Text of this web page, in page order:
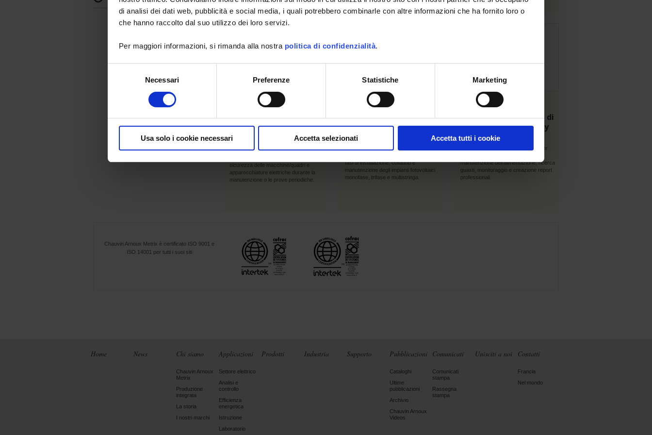
di analisi dei dati web, pubblicità e social media, i quali potrebbero combinarle con altre informazioni che ha fornito loro o
che hanno raccolto dal suo utilizzo dei loro servizi.
Per maggiori informazioni, si rimanda alla nostra politica di confidenzialità.
Necessari Preferenze Statistiche Marketing
Usa solo i cookie necessari Accetta selezionati Accetta tutti i cookie
savoir
10 Dicembre 2025
CA 6161 & CA 6163
Strumenti
multifunzione EN60204
& EN61439
sicurezza delle macchine/quadri e
apparecchiature elettriche durante la
manutenzione o le prove periodiche.
savoir
30 Novembre 2025
PHOTOVOLTAIC TEST
FTV500 Multifunzione 5
Per soddisfare tutte le esigenze del
fasi di installazione, collaudo e
manutenzione degli impianti fotovoltaici
monofase, trifase e multistringa.
savoir
25 Novembre 2025
CA 8345 Analizzatore di
rete e Power Quality
CLASSE A
Analizzatore di rete trifase e di Power
manutenzione dell’alimentazione, ricerca
guasti, monitoraggio e creazione report
professionali
Chauvin Arnoux Metrix è certificato ISO 9001 e
ISO 14001 per tutti i suoi siti
Home News Chi siamo
Chauvin Arnoux
Metrix
Produzione
integrata
La storia
I nostri marchi
Applicazioni
Settore elettrico
Analisi e
controllo
Efficienza
energetica
Istruzione
Laboratorio
Prodotti Industria Supporto Pubblicazioni
Cataloghi
Ultime
pubblicazioni
Archivio
Chauvin Arnoux
Videos
Comunicati
Comunicati
stampa
Rassegna
stampa
Unisciti a noi Contatti
Francia
Nel mondo